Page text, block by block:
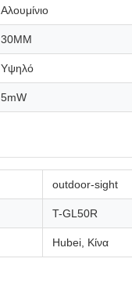
Αλουμίνιο
30MM
Υψηλό
5mW
outdoor-sight
T-GL50R
Hubei, Κίνα